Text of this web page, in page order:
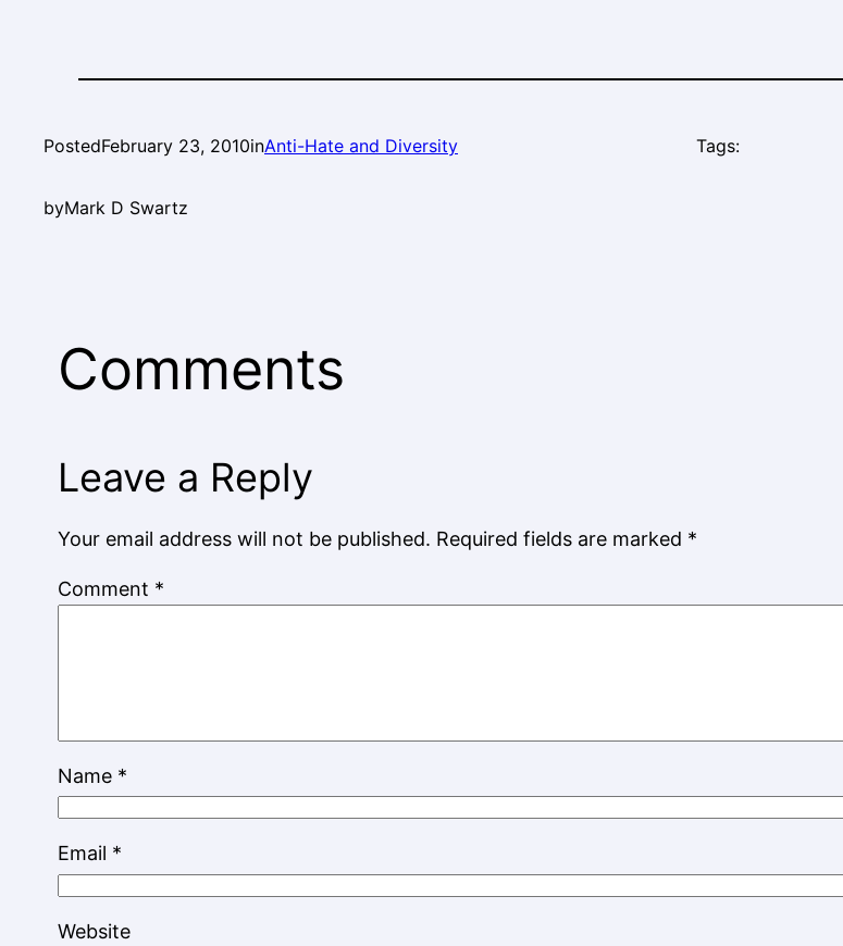
PostedFebruary 23, 2010inAnti-Hate and Diversity
byMark D Swartz
Tags:
Comments
Leave a Reply
Your email address will not be published. Required fields are marked *
Comment *
Name *
Email *
Website